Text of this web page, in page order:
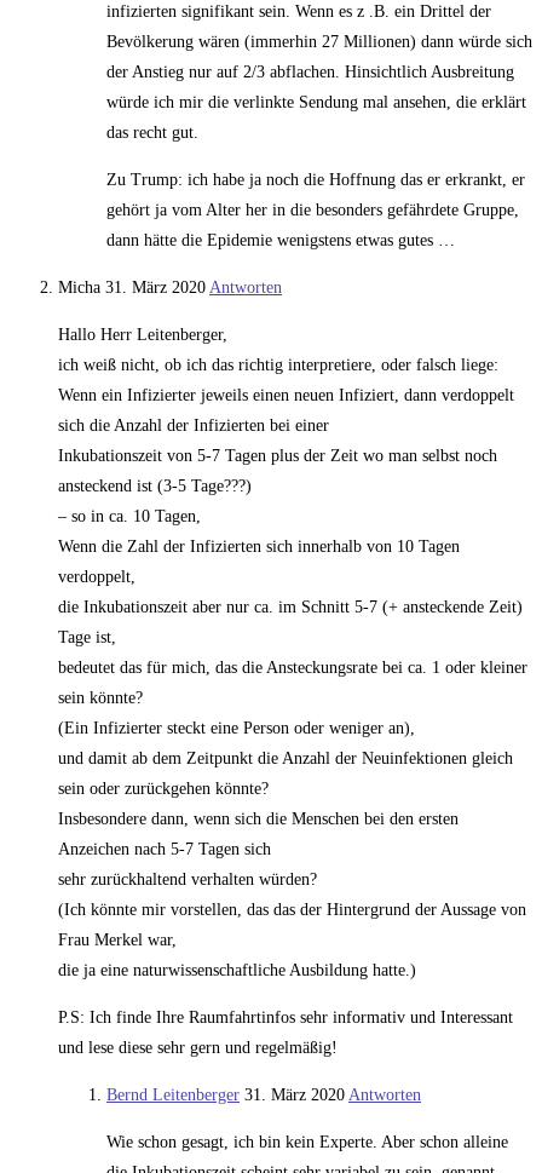
infizierten signifikant sein. Wenn es z .B. ein Drittel der
Bevölkerung wären (immerhin 27 Millionen) dann würde sich
der Anstieg nur auf 2/3 abflachen. Hinsichtlich Ausbreitung
würde ich mir die verlinkte Sendung mal ansehen, die erklärt
das recht gut.
Zu Trump: ich habe ja noch die Hoffnung das er erkrankt, er
gehört ja vom Alter her in die besonders gefährdete Gruppe,
dann hätte die Epidemie wenigstens etwas gutes …
Micha 31. März 2020 Antworten
Hallo Herr Leitenberger,
ich weiß nicht, ob ich das richtig interpretiere, oder falsch liege:
Wenn ein Infizierter jeweils einen neuen Infiziert, dann verdoppelt
sich die Anzahl der Infizierten bei einer
Inkubationszeit von 5-7 Tagen plus der Zeit wo man selbst noch
ansteckend ist (3-5 Tage???)
– so in ca. 10 Tagen,
Wenn die Zahl der Infizierten sich innerhalb von 10 Tagen
verdoppelt,
die Inkubationszeit aber nur ca. im Schnitt 5-7 (+ ansteckende Zeit)
Tage ist,
bedeutet das für mich, das die Ansteckungsrate bei ca. 1 oder kleiner
sein könnte?
(Ein Infizierter steckt eine Person oder weniger an),
und damit ab dem Zeitpunkt die Anzahl der Neuinfektionen gleich
sein oder zurückgehen könnte?
Insbesondere dann, wenn sich die Menschen bei den ersten
Anzeichen nach 5-7 Tagen sich
sehr zurückhaltend verhalten würden?
(Ich könnte mir vorstellen, das das der Hintergrund der Aussage von
Frau Merkel war,
die ja eine naturwissenschaftliche Ausbildung hatte.)
P.S: Ich finde Ihre Raumfahrtinfos sehr informativ und Interessant
und lese diese sehr gern und regelmäßig!
Bernd Leitenberger 31. März 2020 Antworten
Wie schon gesagt, ich bin kein Experte. Aber schon alleine